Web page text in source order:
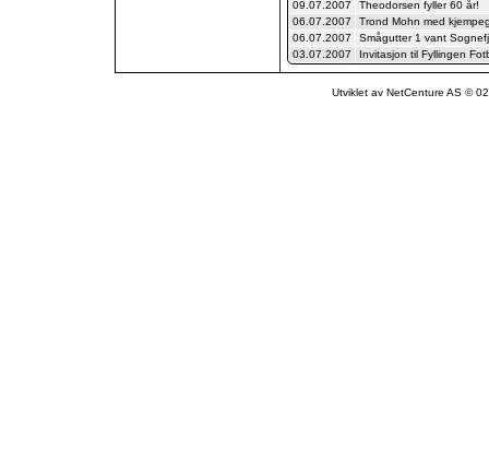
09.07.2007
Theodorsen fyller 60 år!
06.07.2007
Trond Mohn med
06.07.2007
Smågutter 1 vant
03.07.2007
Invitasjon til Fyllingen
Utviklet av NetCenture AS ©